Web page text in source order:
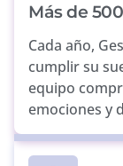
Más de
Cada año,
cumplir su
equipo
emociones y